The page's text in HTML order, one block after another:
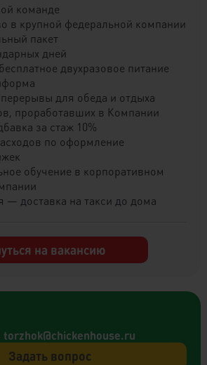
команде
в крупной федеральной компании
пакет
дней
двухразовое питание
для обеда и отдыха
проработавших в Компании
за стаж 10%
по оформление
обучение в корпоративном
— доставка на такси до дома
на вакансию
torzhok@chickenhouse.ru
Задать вопрос